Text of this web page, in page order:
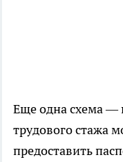
Еще одна схема —
трудового стажа
предоставить